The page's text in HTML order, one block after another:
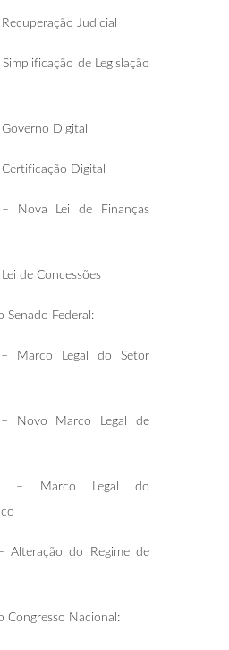
Judicial
de Legislação
Digital
Digital
Nova Lei de Finanças
de Concessões
Senado Federal:
Marco Legal do Setor
Novo Marco Legal de
– Marco Legal do
Alteração do Regime de
Congresso Nacional: